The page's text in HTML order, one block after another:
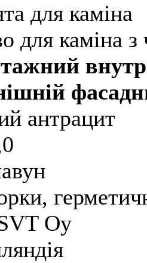
для каміна
для каміна з
антрацит
Oy